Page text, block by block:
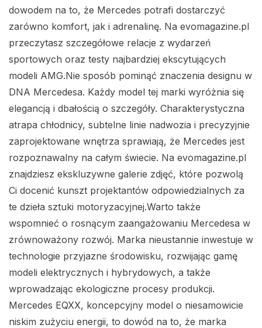
dowodem na to, że Mercedes potrafi dostarczyć
zarówno komfort, jak i adrenalinę. Na evomagazine.pl
przeczytasz szczegółowe relacje z wydarzeń
sportowych oraz testy najbardziej ekscytujących
modeli AMG.Nie sposób pominąć znaczenia designu w
DNA Mercedesa. Każdy model tej marki wyróżnia się
elegancją i dbałością o szczegóły. Charakterystyczna
atrapa chłodnicy, subtelne linie nadwozia i precyzyjnie
zaprojektowane wnętrza sprawiają, że Mercedes jest
rozpoznawalny na całym świecie. Na evomagazine.pl
znajdziesz ekskluzywne galerie zdjęć, które pozwolą
Ci docenić kunszt projektantów odpowiedzialnych za
te dzieła sztuki motoryzacyjnej.Warto także
wspomnieć o rosnącym zaangażowaniu Mercedesa w
zrównoważony rozwój. Marka nieustannie inwestuje w
technologie przyjazne środowisku, rozwijając gamę
modeli elektrycznych i hybrydowych, a także
wprowadzając ekologiczne procesy produkcji.
Mercedes EQXX, koncepcyjny model o niesamowicie
niskim zużyciu energii, to dowód na to, że marka